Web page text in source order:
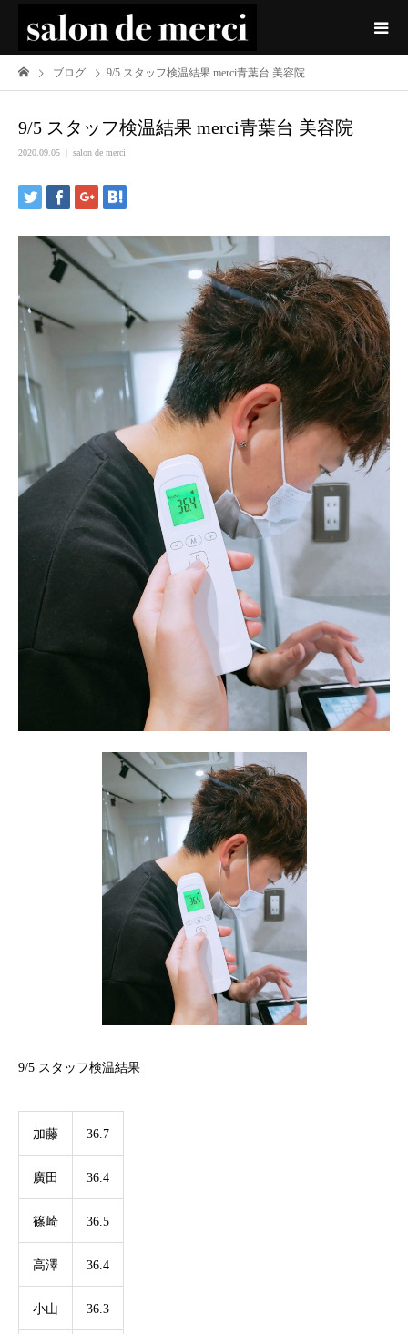
ブログ 9/5 スタッフ検温結果 merci青葉台 美容院
9/5 スタッフ検温結果 merci青葉台 美容院
2020.09.05 salon de merci
9/5 スタッフ検温結果
加藤 36.7
廣田 36.4
篠崎 36.5
高澤 36.4
小山 36.3